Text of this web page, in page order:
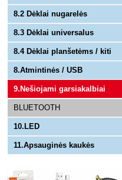
8.2 Dėklai nugarelės
8.3 Dėklai universalus
8.4 Dėklai planšetėms / kiti
8.Atmintinės / USB
9.Nešiojami garsiakalbiai
BLUETOOTH
10.LED
11.Apsauginės kaukės